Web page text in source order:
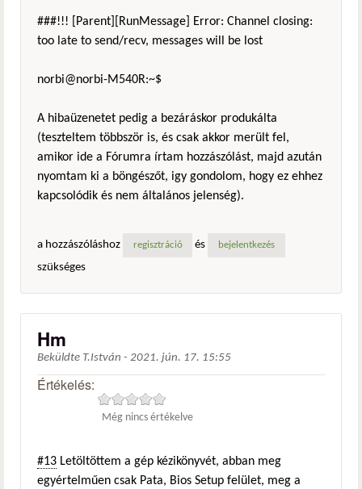
###!!! [Parent][RunMessage] Error: Channel closing:
too late to send/recv, messages will be lost
norbi@norbi-M540R:~$
A hibaüzenetet pedig a bezáráskor produkálta
(teszteltem többször is, és csak akkor merült fel,
amikor ide a Fórumra írtam hozzászólást, majd azután
nyomtam ki a böngészőt, igy gondolom, hogy ez ehhez
kapcsolódik és nem általános jelenség).
a hozzászóláshoz regisztráció és bejelentkezés
szükséges
Hm
Beküldte T.István - 2021. jún. 17. 15:55
Értékelés:
Még nincs értékelve
#13 Letöltöttem a gép kézikönyvét, abban meg
egyértelműen csak Pata, Bios Setup felület, meg a